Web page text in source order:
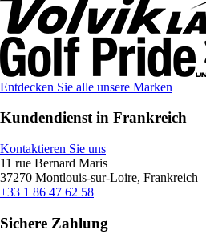
Entdecken Sie alle unsere Marken
Kundendienst in Frankreich
Kontaktieren Sie uns
11 rue Bernard Maris
37270 Montlouis-sur-Loire, Frankreich
+33 1 86 47 62 58
Sichere Zahlung